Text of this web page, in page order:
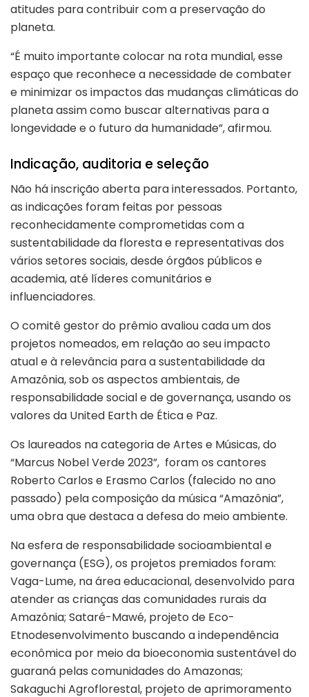
atitudes para contribuir com a preservação do
planeta.
“É muito importante colocar na rota mundial, esse
espaço que reconhece a necessidade de combater
e minimizar os impactos das mudanças climáticas do
planeta assim como buscar alternativas para a
longevidade e o futuro da humanidade”, afirmou.
Indicação, auditoria e seleção
Não há inscrição aberta para interessados. Portanto,
as indicações foram feitas por pessoas
reconhecidamente comprometidas com a
sustentabilidade da floresta e representativas dos
vários setores sociais, desde órgãos públicos e
academia, até líderes comunitários e
influenciadores.
O comitê gestor do prêmio avaliou cada um dos
projetos nomeados, em relação ao seu impacto
atual e à relevância para a sustentabilidade da
Amazônia, sob os aspectos ambientais, de
responsabilidade social e de governança, usando os
valores da United Earth de Ética e Paz.
Os laureados na categoria de Artes e Músicas, do
“Marcus Nobel Verde 2023”, foram os cantores
Roberto Carlos e Erasmo Carlos (falecido no ano
passado) pela composição da música “Amazônia”,
uma obra que destaca a defesa do meio ambiente.
Na esfera de responsabilidade socioambiental e
governança (ESG), os projetos premiados foram:
Vaga-Lume, na área educacional, desenvolvido para
atender as crianças das comunidades rurais da
Amazônia; Sataré-Mawé, projeto de Eco-
Etnodesenvolvimento buscando a independência
econômica por meio da bioeconomia sustentável do
guaraná pelas comunidades do Amazonas;
Sakaguchi Agroflorestal, projeto de aprimoramento